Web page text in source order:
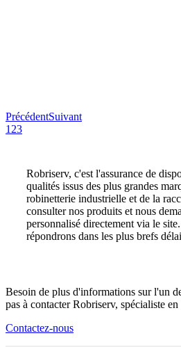
PrécédentSuivant
1 23
Robriserv, c'est l'assurance de
qualités issus des plus grandes
robinetterie industrielle et de la
consulter nos produits et nous
personnalisé directement via le
répondrons dans les plus brefs
Besoin de plus d'informations sur l'un
pas à contacter Robriserv, spécialiste
Contactez-nous